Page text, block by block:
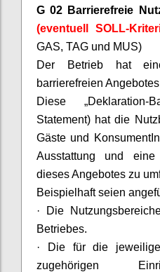
G 02 Barrierefreie
(eventuell SOLL-
GAS, TAG und MUS)
Der Betrieb hat
barrierefreien
Diese „Deklaration-
Statement) hat die
Gäste und
Ausstattung und eine
dieses Angebotes zu
Beispielhaft seien
· Die
Betriebes.
· Die für die
zugehörigen